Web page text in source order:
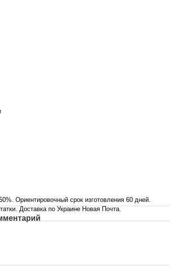
Ориентировочный срок изготовления 60 дней.
Доставка по Украине Новая Почта.